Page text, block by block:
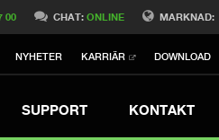
MARKNAD:
00 CHAT:ONLINE
NYHETER KARRIÄR DOWNLOAD
SUPPORT KONTAKT